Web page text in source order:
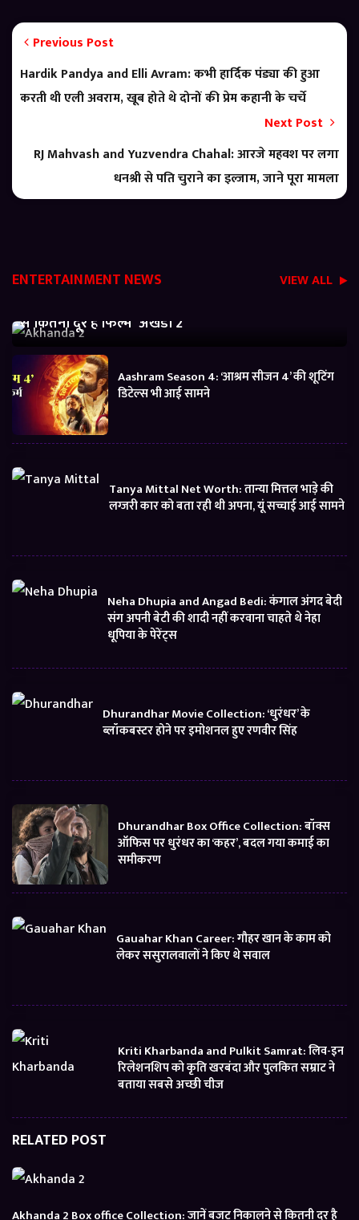
Previous Post
Hardik Pandya and Elli Avram: कभी हार्दिक पंड्या की हुआ
करती थी एली अवराम, खूब होते थे दोनों की प्रेम कहानी के चर्चे
Next Post
RJ Mahvash and Yuzvendra Chahal: आरजे महवश पर लगा
धनश्री से पति चुराने का इल्जाम, जाने पूरा मामला
ENTERTAINMENT NEWS VIEW ALL
से कितनी दूर है फिल्म ‘अखंडा 2’
Aashram Season 4: ‘आश्रम सीजन 4’ की शूटिंग
डिटेल्स भी आई सामने
Tanya Mittal Net Worth: तान्या मित्तल भाड़े की
लग्जरी कार को बता रही थी अपना, यूं सच्चाई आई सामने
Neha Dhupia and Angad Bedi: कंगाल अंगद बेदी
संग अपनी बेटी की शादी नहीं करवाना चाहते थे नेहा
धूपिया के पेरेंट्स
Dhurandhar Movie Collection: ‘धुरंधर’ के
ब्लॉकबस्टर होने पर इमोशनल हुए रणवीर सिंह
Dhurandhar Box Office Collection: बॉक्स
ऑफिस पर धुरंधर का ‘कहर’, बदल गया कमाई का
समीकरण
Gauahar Khan Career: गौहर खान के काम को
लेकर ससुरालवालों ने किए थे सवाल
Kriti Kharbanda and Pulkit Samrat: लिव-इन
रिलेशनशिप को कृति खरबंदा और पुलकित सम्राट ने
बताया सबसे अच्छी चीज
RELATED POST
Akhanda 2 Box office Collection: जानें बजट निकालने से कितनी दूर है